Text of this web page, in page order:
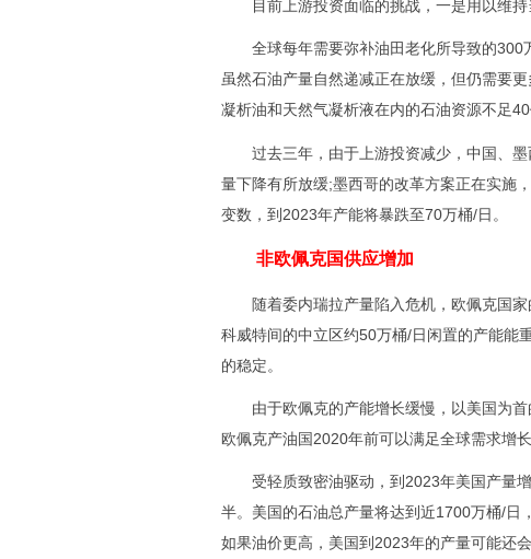
目前上游投资面临的挑战，一是用以维持
全球每年需要弥补油田老化所导致的300
虽然石油产量自然递减正在放缓，但仍需要
凝析油和天然气凝析液在内的石油资源不足
过去三年，由于上游投资减少，中国、墨
量下降有所放缓;墨西哥的改革方案正在实施
变数，到2023年产能将暴跌至70万桶/日。
非欧佩克国供应增加
随着委内瑞拉产量陷入危机，欧佩克国家
科威特间的中立区约50万桶/日闲置的产能能
的稳定。
由于欧佩克的产能增长缓慢，以美国为首
欧佩克产油国2020年前可以满足全球需求增长
受轻质致密油驱动，到2023年美国产量增
半。美国的石油总产量将达到近1700万桶/日
如果油价更高，美国到2023年的产量可能还